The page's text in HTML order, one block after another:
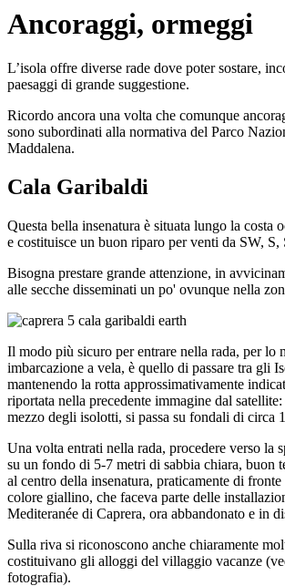
Ancoraggi, ormeggi
L’isola offre diverse rade dove poter sostare,
paesaggi di grande suggestione.
Ricordo ancora una volta che comunque
sono subordinati alla normativa del Parco
Maddalena.
Cala Garibaldi
Questa bella insenatura è situata lungo la costa
e costituisce un buon riparo per venti da SW, S,
Bisogna prestare grande attenzione, in
alle secche disseminati un po' ovunque nella
Il modo più sicuro per entrare nella rada, per lo
imbarcazione a vela, è quello di passare tra gli
mantenendo la rotta approssimativamente
riportata nella precedente immagine dal
mezzo degli isolotti, si passa su fondali di circa
Una volta entrati nella rada, procedere verso la
su un fondo di 5-7 metri di sabbia chiara, buon
al centro della insenatura, praticamente di fronte
colore giallino, che faceva parte delle
Mediteranée di Caprera, ora abbandonato e in
Sulla riva si riconoscono anche chiaramente
costituivano gli alloggi del villaggio vacanze
fotografia).